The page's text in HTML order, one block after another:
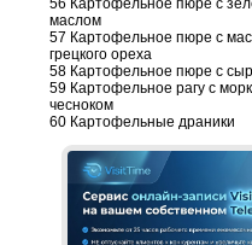
маслом
57 Картофельное пюре с
грецкого ореха
58 Картофельное пюре с
59 Картофельное рагу с
чесноком
60 Картофельные драники